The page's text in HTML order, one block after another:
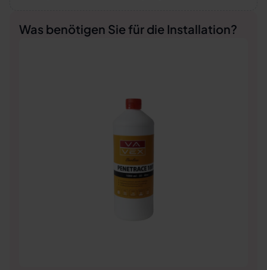
Was benötigen Sie für die Installation?